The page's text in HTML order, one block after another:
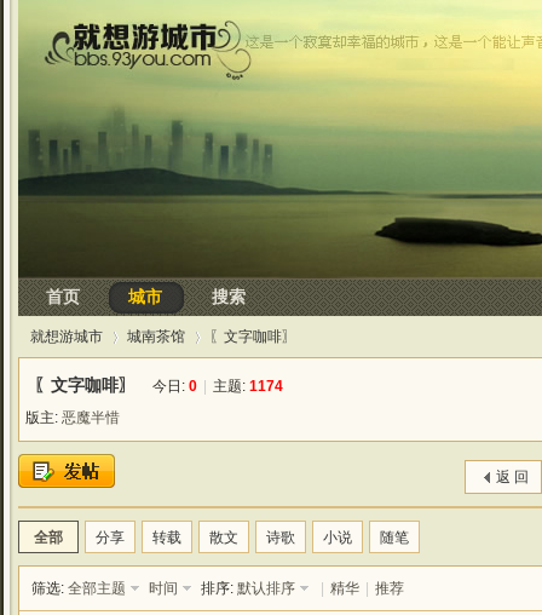
首页 城市 搜索
就想游城市
›
城南茶馆
›
〖文字咖啡〗
〖文字咖啡〗 今日: 0 主题: 1174
版主: 恶魔半惜
返 回
全部 分享 转载 散文 诗歌 小说 随笔
筛选: 全部主题 时间 排序: 默认排序 精华 推荐